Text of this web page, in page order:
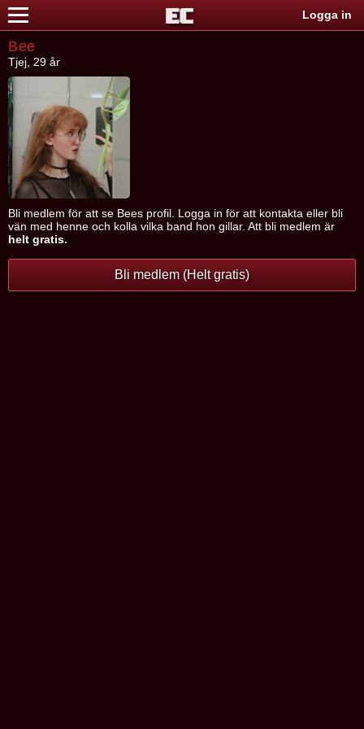
Logga in
Bee
Tjej, 29 år
Bli medlem för att se Bees profil. Logga in för att kontakta eller bli
vän med henne och kolla vilka band hon gillar. Att bli medlem är
helt gratis.
Bli medlem (Helt gratis)